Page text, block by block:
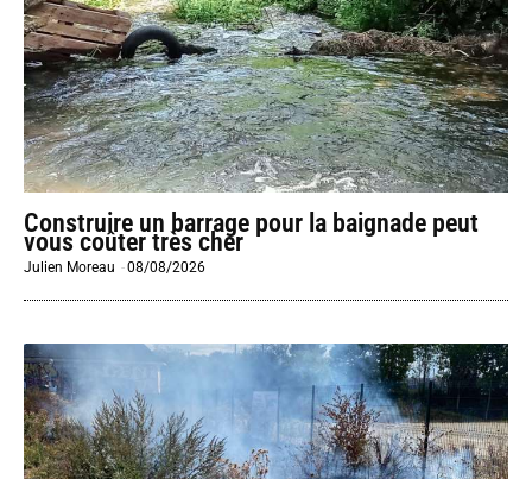
Construire un barrage pour la baignade peut
vous coûter très cher
Julien Moreau -08/08/2026